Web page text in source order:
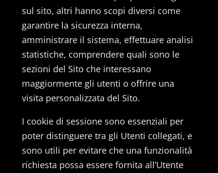
sul sito, altri hanno scopi diversi come
garantire la sicurezza interna,
amministrare il sistema, effettuare analisi
statistiche, comprendere quali sono le
sezioni del Sito che interessano
maggiormente gli utenti o offrire una
visita personalizzata del Sito.
I cookie di sessione sono essenziali per
poter distinguere tra gli Utenti collegati, e
sono utili per evitare che una funzionalità
richiesta possa essere fornita all’Utente